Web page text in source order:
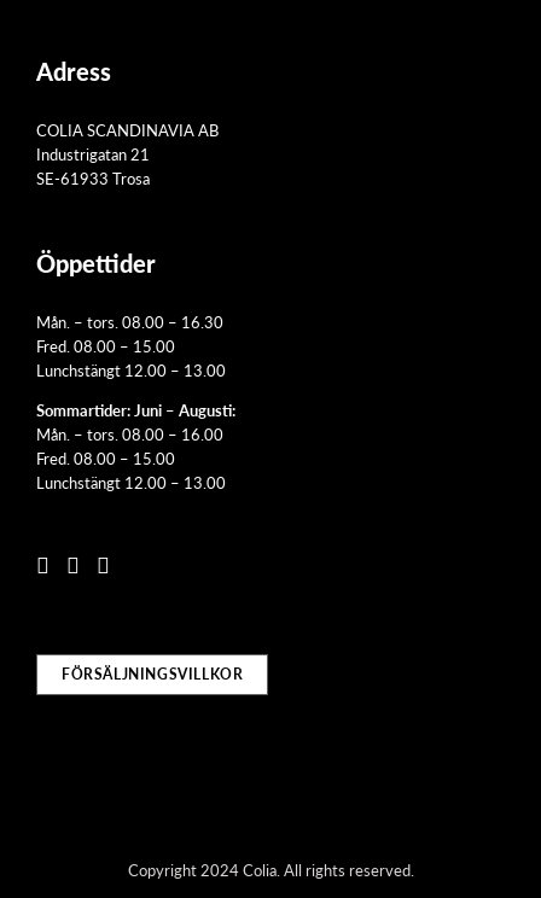
Adress
COLIA SCANDINAVIA AB
Industrigatan 21
SE-61933 Trosa
Öppettider
Mån. – tors. 08.00 – 16.30
Fred. 08.00 – 15.00
Lunchstängt 12.00 – 13.00
Sommartider: Juni – Augusti:
Mån. – tors. 08.00 – 16.00
Fred. 08.00 – 15.00
Lunchstängt 12.00 – 13.00
FÖRSÄLJNINGSVILLKOR
Copyright 2024 Colia. All rights reserved.